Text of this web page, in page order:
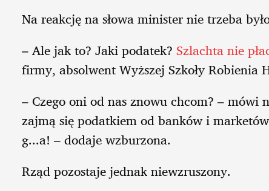
Na reakcję na słowa minister nie trzeba
– Ale jak to? Jaki podatek? Szlachta nie
firmy, absolwent Wyższej Szkoły Robienia
– Czego oni od nas znowu chcom? –
zajmą się podatkiem od banków i
g...a! – dodaje wzburzona.
Rząd pozostaje jednak niewzruszony.